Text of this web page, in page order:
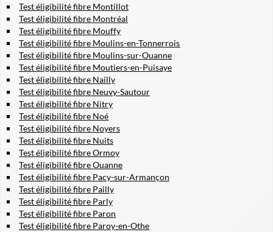
Test éligibilité fibre Montillot
Test éligibilité fibre Montréal
Test éligibilité fibre Mouffy
Test éligibilité fibre Moulins-en-Tonnerrois
Test éligibilité fibre Moulins-sur-Ouanne
Test éligibilité fibre Moutiers-en-Puisaye
Test éligibilité fibre Nailly
Test éligibilité fibre Neuvy-Sautour
Test éligibilité fibre Nitry
Test éligibilité fibre Noé
Test éligibilité fibre Noyers
Test éligibilité fibre Nuits
Test éligibilité fibre Ormoy
Test éligibilité fibre Ouanne
Test éligibilité fibre Pacy-sur-Armançon
Test éligibilité fibre Pailly
Test éligibilité fibre Parly
Test éligibilité fibre Paron
Test éligibilité fibre Paroy-en-Othe